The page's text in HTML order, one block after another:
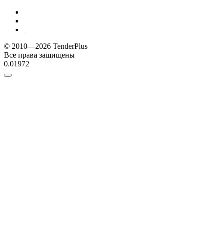
© 2010—2026 TenderPlus
Все права защищены
0.01972